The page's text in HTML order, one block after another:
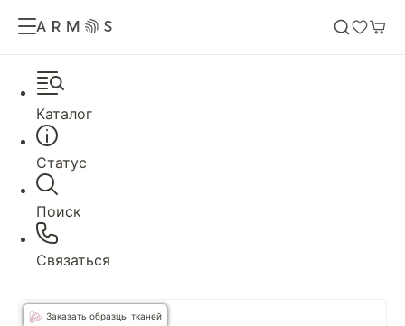
Каталог
Статус
Поиск
Связаться
Заказать образцы тканей